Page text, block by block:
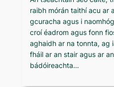
raibh mórán taithí acu ar
gcuracha agus i
croí éadrom agus fonn
aghaidh ar na tonnta, ag
fháil ar an stair agus ar
bádóireachta…